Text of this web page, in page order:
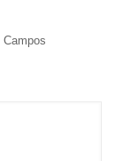
Campos